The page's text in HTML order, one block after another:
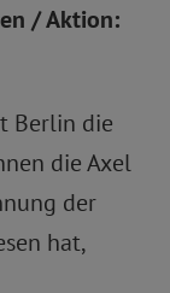
/ Aktion:
Berlin die
die Axel
der
hat,